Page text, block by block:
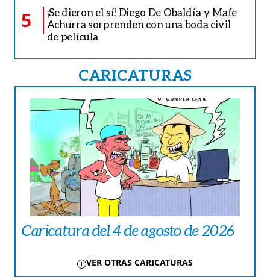
5
¡Se dieron el sí! Diego De Obaldía y Mafe
Achurra sorprenden con una boda civil
de película
CARICATURAS
Caricatura del 4 de agosto de 2026
VER OTRAS CARICATURAS